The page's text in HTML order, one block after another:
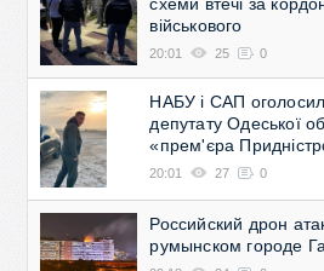
військового
20:01 25 0
НАБУ і САП
депутату Одеської
«прем'єра
20:01 27 0
Российский дрон
румынском городе